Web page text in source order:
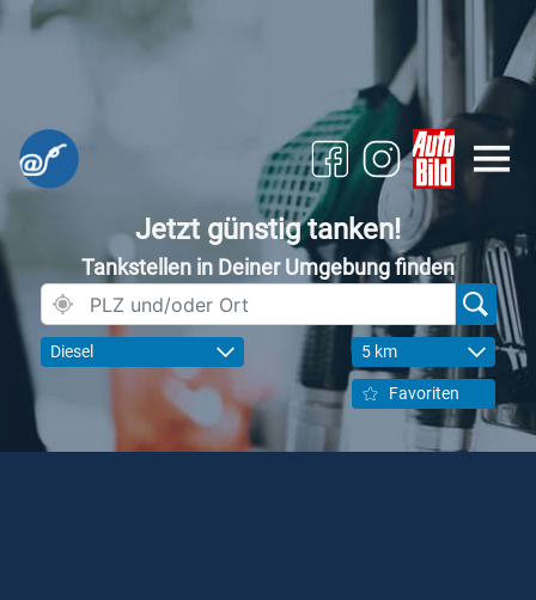
Jetzt günstig tanken!
Tankstellen in Deiner Umgebung finden
Diesel 5 km
Favoriten